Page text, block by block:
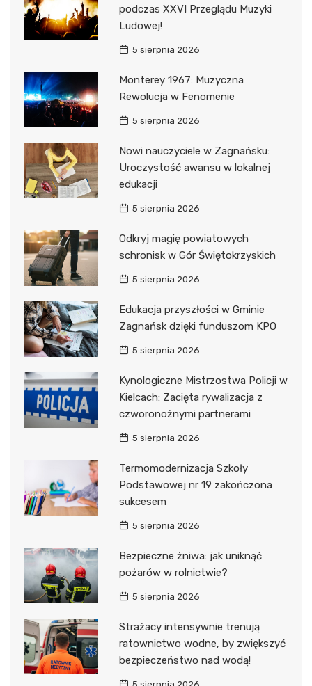
podczas XXVI Przeglądu Muzyki
Ludowej!
5 sierpnia 2026
Monterey 1967: Muzyczna
Rewolucja w Fenomenie
5 sierpnia 2026
Nowi nauczyciele w Zagnańsku:
Uroczystość awansu w lokalnej
edukacji
5 sierpnia 2026
Odkryj magię powiatowych
schronisk w Gór Świętokrzyskich
5 sierpnia 2026
Edukacja przyszłości w Gminie
Zagnańsk dzięki funduszom KPO
5 sierpnia 2026
Kynologiczne Mistrzostwa Policji w
Kielcach: Zacięta rywalizacja z
czworonożnymi partnerami
5 sierpnia 2026
Termomodernizacja Szkoły
Podstawowej nr 19 zakończona
sukcesem
5 sierpnia 2026
Bezpieczne żniwa: jak uniknąć
pożarów w rolnictwie?
5 sierpnia 2026
Strażacy intensywnie trenują
ratownictwo wodne, by zwiększyć
bezpieczeństwo nad wodą!